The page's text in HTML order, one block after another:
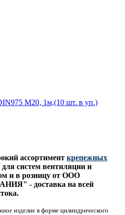
М20, 1м,(10 шт. в уп.)
ассортимент крепежных
систем вентиляции и
и в розницу от ООО
- доставка на всей
изделие в форме цилиндрического